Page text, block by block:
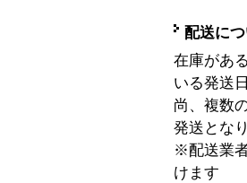
配送に
在庫があ
いる発送
尚、複数
発送とな
※配送業
けます